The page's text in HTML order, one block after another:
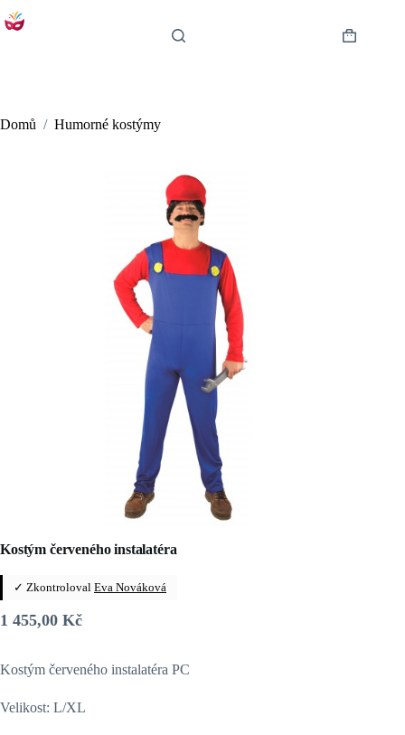
to
Shopping
Domů / Humorné kostýmy
Kostým červeného instalatéra
✓ Zkontroloval Eva Nováková
1 455,00 Kč
Kostým červeného instalatéra PC
Velikost: L/XL